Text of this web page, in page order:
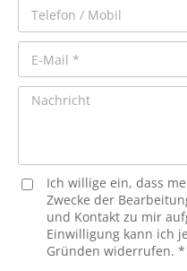
Ich willige ein, dass
Zwecke der
und Kontakt zu mir
Einwilligung kann ich
Gründen widerrufen. *